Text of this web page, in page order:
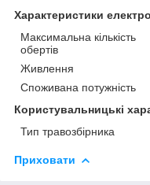
Характеристики
Максимальна кількість
обертів
Живлення
Споживана потужність
Користувальницькі
Тип травозбірника
Приховати